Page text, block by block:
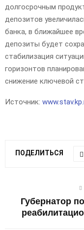
долгосрочным
депозитов
банка, в ближайшее
депозиты будет
стабилизация
горизонтов
снижение ключевой
Источник:
ПОДЕЛИТЬСЯ
Губернатор